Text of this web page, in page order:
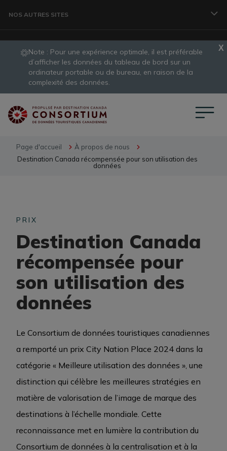
NOS AUTRES SITES
VOYAGEURS
ORGANISME
ÉVÉNEMENTS D’AFFAIRES
MÉDIATHÈQUE
ARCHIVES
slide
1
Note : Pour une expérience optimale, il est préférable
d’afficher les données du tableau de bord sur un
ordinateur portable ou de bureau, en raison de la
complexité des données.
Page d'accueil
À propos de nous
Destination Canada récompensée pour son utilisation des
données
PRIX
Destination Canada
récompensée pour
son utilisation des
données
Le Consortium de données touristiques canadiennes
a remporté un prix City Nation Place 2024 dans la
catégorie « Meilleure utilisation des données », une
distinction qui célèbre les meilleures stratégies en
matière de valorisation de l’image de marque des
destinations à l’échelle mondiale. Cette
reconnaissance met en lumière la contribution du
Consortium de données à la centralisation et à la